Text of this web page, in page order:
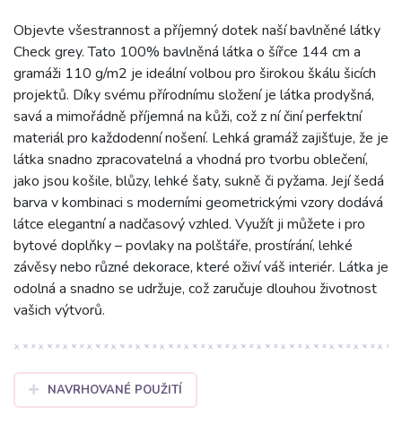
Objevte všestrannost a příjemný dotek naší bavlněné látky
Check grey. Tato 100% bavlněná látka o šířce 144 cm a
gramáži 110 g/m2 je ideální volbou pro širokou škálu šicích
projektů. Díky svému přírodnímu složení je látka prodyšná,
savá a mimořádně příjemná na kůži, což z ní činí perfektní
materiál pro každodenní nošení. Lehká gramáž zajišťuje, že je
látka snadno zpracovatelná a vhodná pro tvorbu oblečení,
jako jsou košile, blůzy, lehké šaty, sukně či pyžama. Její šedá
barva v kombinaci s moderními geometrickými vzory dodává
látce elegantní a nadčasový vzhled. Využít ji můžete i pro
bytové doplňky – povlaky na polštáře, prostírání, lehké
závěsy nebo různé dekorace, které oživí váš interiér. Látka je
odolná a snadno se udržuje, což zaručuje dlouhou životnost
vašich výtvorů.
NAVRHOVANÉ POUŽITÍ